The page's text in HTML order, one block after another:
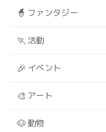
🧙 ファンタジー
🏃 活動
🎉 イベント
🎨 アート
🐶 動物